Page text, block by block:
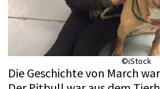
©iStock
Die Geschichte von March